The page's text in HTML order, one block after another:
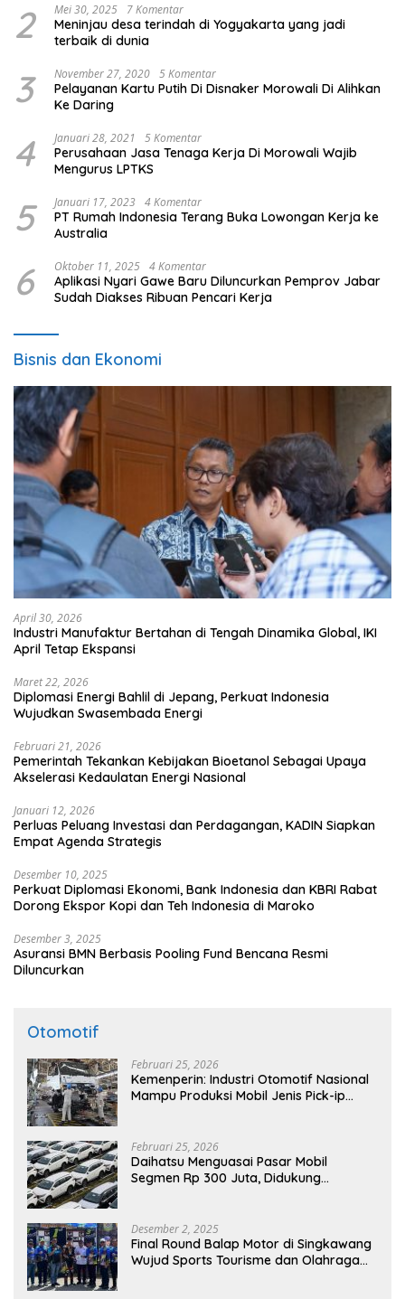
2 Mei 30, 2025 7 Komentar
Meninjau desa terindah di Yogyakarta yang jadi
terbaik di dunia
3 November 27, 2020 5 Komentar
Pelayanan Kartu Putih Di Disnaker Morowali Di Alihkan
Ke Daring
4 Januari 28, 2021 5 Komentar
Perusahaan Jasa Tenaga Kerja Di Morowali Wajib
Mengurus LPTKS
5 Januari 17, 2023 4 Komentar
PT Rumah Indonesia Terang Buka Lowongan Kerja ke
Australia
6 Oktober 11, 2025 4 Komentar
Aplikasi Nyari Gawe Baru Diluncurkan Pemprov Jabar
Sudah Diakses Ribuan Pencari Kerja
Bisnis dan Ekonomi
April 30, 2026
Industri Manufaktur Bertahan di Tengah Dinamika Global, IKI
April Tetap Ekspansi
Maret 22, 2026
Diplomasi Energi Bahlil di Jepang, Perkuat Indonesia
Wujudkan Swasembada Energi
Februari 21, 2026
Pemerintah Tekankan Kebijakan Bioetanol Sebagai Upaya
Akselerasi Kedaulatan Energi Nasional
Januari 12, 2026
Perluas Peluang Investasi dan Perdagangan, KADIN Siapkan
Empat Agenda Strategis
Desember 10, 2025
Perkuat Diplomasi Ekonomi, Bank Indonesia dan KBRI Rabat
Dorong Ekspor Kopi dan Teh Indonesia di Maroko
Desember 3, 2025
Asuransi BMN Berbasis Pooling Fund Bencana Resmi
Diluncurkan
Otomotif
Februari 25, 2026
Kemenperin: Industri Otomotif Nasional
Mampu Produksi Mobil Jenis Pick-ip
Februari 25, 2026
Daihatsu Menguasai Pasar Mobil
Segmen Rp 300 Juta, Didukung
Desember 2, 2025
Final Round Balap Motor di Singkawang
Wujud Sports Tourisme dan Olahraga